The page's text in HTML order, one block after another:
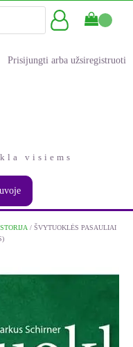
Prisijungti arba užsiregistruoti
visiems
/ ŠVYTUOKLĖS PASAULIAI